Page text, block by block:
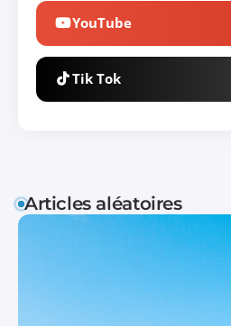
YouTube
Tik Tok
Articles aléatoires